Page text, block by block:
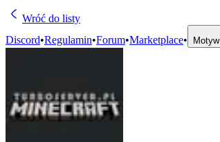
Wróć do listy
Discord•Regulamin•Forum•Marketplace• Motyw